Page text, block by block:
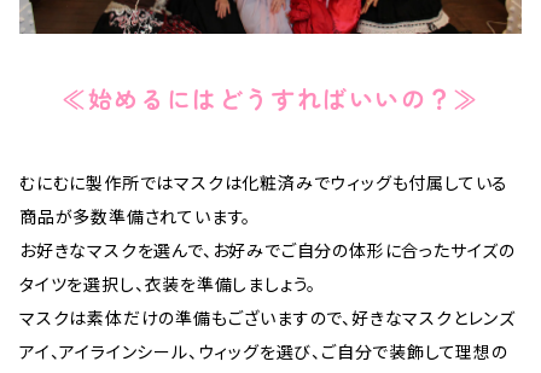
≪始めるにはどうすればいいの？≫
むにむに製作所ではマスクは化粧済みでウィッグも付属している
商品が多数準備されています。
お好きなマスクを選んで、お好みでご自分の体形に合ったサイズの
タイツを選択し、衣装を準備しましょう。
マスクは素体だけの準備もございますので、好きなマスクとレンズ
アイ、アイラインシール、ウィッグを選び、ご自分で装飾して理想の